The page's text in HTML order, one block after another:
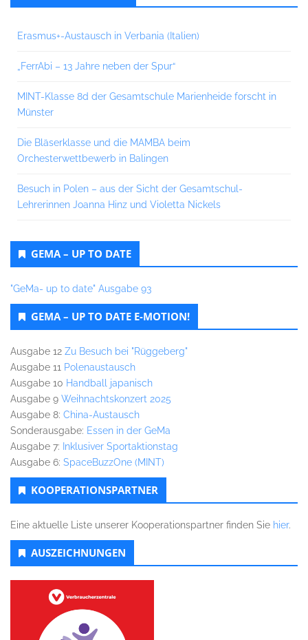
Erasmus+-Austausch in Verbania (Italien)
„FerrAbi – 13 Jahre neben der Spur“
MINT-Klasse 8d der Gesamtschule Marienheide forscht in
Münster
Die Bläserklasse und die MAMBA beim
Orchesterwettbewerb in Balingen
Besuch in Polen – aus der Sicht der Gesamtschul-
Lehrerinnen Joanna Hinz und Violetta Nickels
GEMA – UP TO DATE
"GeMa- up to date" Ausgabe 93
GEMA – UP TO DATE E-MOTION!
Ausgabe 12 Zu Besuch bei "Rüggeberg"
Ausgabe 11 Polenaustausch
Ausgabe 10 Handball japanisch
Ausgabe 9 Weihnachtskonzert 2025
Ausgabe 8: China-Austausch
Sonderausgabe: Essen in der GeMa
Ausgabe 7: Inklusiver Sportaktionstag
Ausgabe 6: SpaceBuzzOne (MINT)
KOOPERATIONSPARTNER
Eine aktuelle Liste unserer Kooperationspartner finden Sie hier.
AUSZEICHNUNGEN